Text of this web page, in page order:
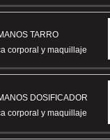
TARRO
corporal y maquillaje
DOSIFICADOR
corporal y maquillaje